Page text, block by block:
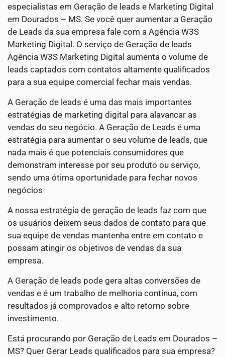
especialistas em Geração de leads e Marketing Digital
em Dourados – MS. Se você quer aumentar a Geração
de Leads da sua empresa fale com a Agência W3S
Marketing Digital. O serviço de Geração de leads
Agência W3S Marketing Digital aumenta o volume de
leads captados com contatos altamente qualificados
para a sua equipe comercial fechar mais vendas.
A Geração de leads é uma das mais importantes
estratégias de marketing digital para alavancar as
vendas do seu negócio. A Geração de Leads é uma
estratégia para aumentar o seu volume de leads, que
nada mais é que potenciais consumidores que
demonstram interesse por seu produto ou serviço,
sendo uma ótima oportunidade para fechar novos
negócios
A nossa estratégia de geração de leads faz com que
os usuários deixem seus dados de contato para que
sua equipe de vendas mantenha entre em contato e
possam atingir os objetivos de vendas da sua
empresa.
A Geração de leads pode gera altas conversões de
vendas e é um trabalho de melhoria contínua, com
resultados já comprovados e alto retorno sobre
investimento.
Está procurando por Geração de Leads em Dourados –
MS? Quer Gerar Leads qualificados para sua empresa?